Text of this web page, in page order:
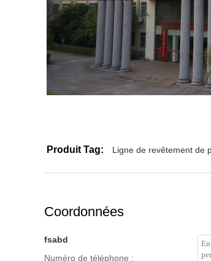
Produit Tag: Ligne de revêtement de
Coordonnées
fsabd
Numéro de téléphone :